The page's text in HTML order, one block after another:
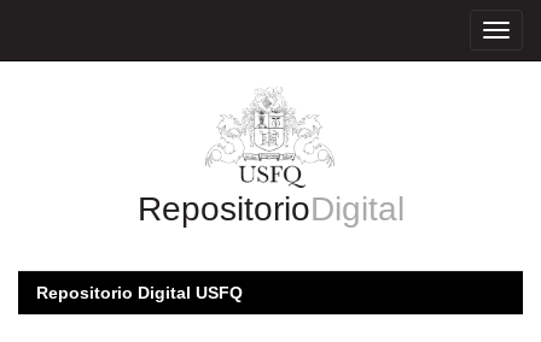
RepositorioDigital
Repositorio Digital USFQ